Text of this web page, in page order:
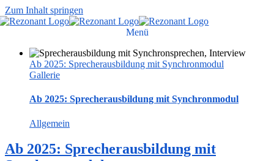
Zum Inhalt springen
Menü
Ab 2025: Sprecherausbildung mit Synchronmodul
Gallerie
Ab 2025: Sprecherausbildung mit Synchronmodul
Allgemein
Ab 2025: Sprecherausbildung mit